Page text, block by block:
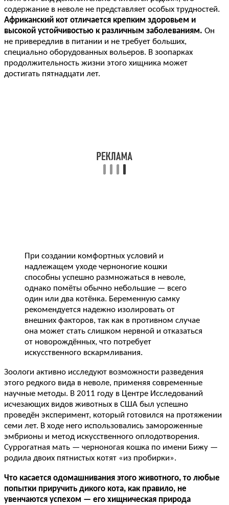
содержание в неволе не представляет особых трудностей.
Африканский кот отличается крепким здоровьем и
высокой устойчивостью к различным заболеваниям. Он
не привередлив в питании и не требует больших,
специально оборудованных вольеров. В зоопарках
продолжительность жизни этого хищника может
достигать пятнадцати лет.
При создании комфортных условий и
надлежащем уходе черноногие кошки
способны успешно размножаться в неволе,
однако помёты обычно небольшие — всего
один или два котёнка. Беременную самку
рекомендуется надежно изолировать от
внешних факторов, так как в противном случае
она может стать слишком нервной и отказаться
от новорождённых, что потребует
искусственного вскармливания.
Зоологи активно исследуют возможности разведения
этого редкого вида в неволе, применяя современные
научные методы. В 2011 году в Центре Исследований
исчезающих видов животных в США был успешно
проведён эксперимент, который готовился на протяжении
семи лет. В ходе него использовались замороженные
эмбрионы и метод искусственного оплодотворения.
Суррогатная мать — черноногая кошка по имени Бижу —
родила двоих пятнистых котят «из пробирки».
Что касается одомашнивания этого животного, то любые
попытки приручить дикого кота, как правило, не
увенчаются успехом — его хищническая природа